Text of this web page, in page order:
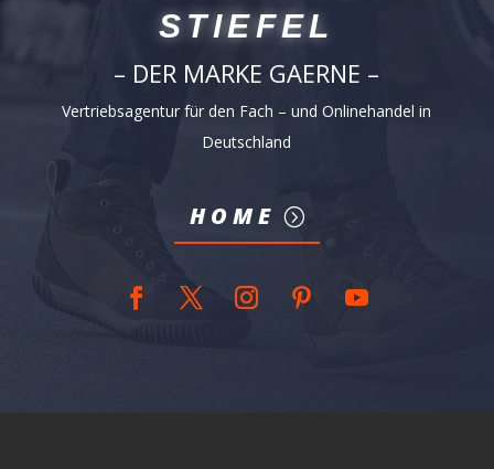
STIEFEL
– DER MARKE GAERNE –
Vertriebsagentur für den Fach – und Onlinehandel in
Deutschland
HOME